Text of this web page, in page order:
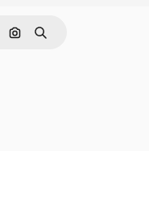
Поиск по изображению
Поиск